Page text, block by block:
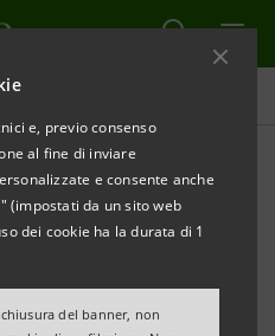
e, previo consenso
al fine di inviare
e consente anche
(impostati da un sito web
dei cookie ha la durata di 1
del banner, non
E INTESA
INVESTOPRO SIM